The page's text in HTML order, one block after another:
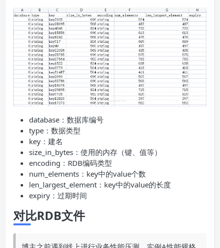
database：数据库编号
type：数据类型
key：建名
size_in_bytes：使用的内存（键、值等）
encoding：RDB编码类型
num_elements：key中的value个数
len_largest_element：key中的value的长度
expiry：过期时间
对比RDB文件